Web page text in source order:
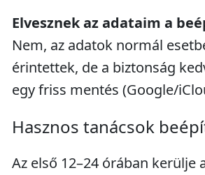
Elvesznek az adataim a
Nem, az adatok normál
érintettek, de a biztonság
egy friss mentés (Google/
Hasznos tanácsok
Az első 12–24 órában kerülje